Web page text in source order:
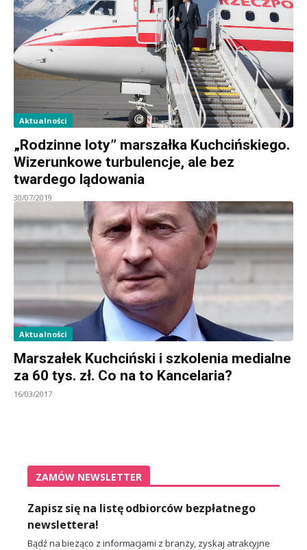
Aktualności
„Rodzinne loty” marszałka Kuchcińskiego.
Wizerunkowe turbulencje, ale bez
twardego lądowania
30/07/2019
Aktualności
Marszałek Kuchciński i szkolenia medialne
za 60 tys. zł. Co na to Kancelaria?
16/03/2017
ZAMÓW NEWSLETTER
Zapisz się na listę odbiorców bezpłatnego
newslettera!
Bądź na bieżąco z informacjami z branży, zyskaj atrakcyjne